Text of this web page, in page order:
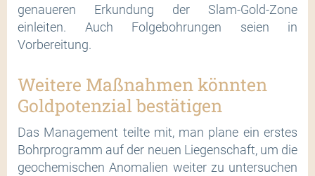
genaueren Erkundung der Slam-Gold-Zone
einleiten. Auch Folgebohrungen seien in
Vorbereitung.
Weitere Maßnahmen könnten
Goldpotenzial bestätigen
Das Management teilte mit, man plane ein erstes
Bohrprogramm auf der neuen Liegenschaft, um die
geochemischen Anomalien weiter zu untersuchen